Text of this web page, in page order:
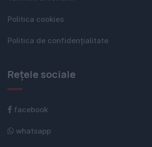
Politica cookies
Politica de confidențialitate
Rețele sociale
facebook
whatsapp